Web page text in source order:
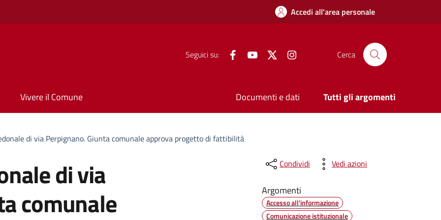
Accedi all'area personale
Seguici su: FacebookYouTube Twitter Cerca
Vivere il Comune Documenti e dati Tutti gli argomenti
di via Perpignano. Giunta comunale approva progetto di fattibilità
di via
comunale
Condividi Vedi azioni
Argomenti
Accesso all'informazione
Comunicazione istituzionale